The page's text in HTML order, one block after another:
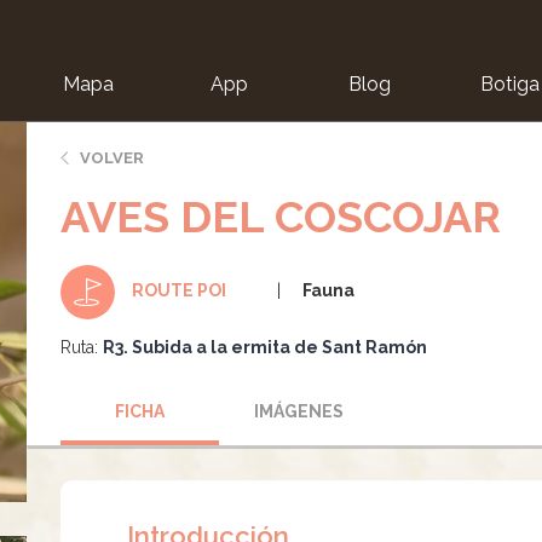
Mapa App Blog Botiga
VOLVER
AVES DEL COSCOJAR
ROUTE POI Fauna
Ruta: R3. Subida a la ermita de Sant Ramón
FICHA IMÁGENES